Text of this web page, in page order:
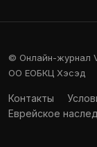
© Онлайн-журнал
ОО ЕОБКЦ Хэсэд
Контакты
Еврейское